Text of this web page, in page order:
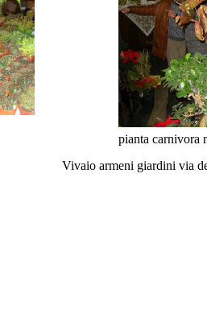
pianta carnivora
Vivaio armeni giardini via